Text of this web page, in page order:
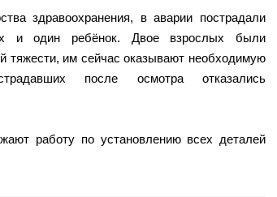
здравоохранения, в аварии пострадали
и один ребёнок. Двое взрослых были
тяжести, им сейчас оказывают необходимую
после осмотра отказались
работу по установлению всех деталей